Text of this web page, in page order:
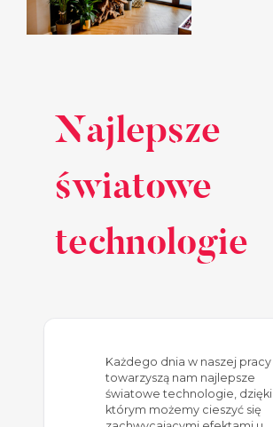
Najlepsze
światowe
technologie
Każdego dnia w naszej pracy
towarzyszą nam najlepsze
światowe technologie, dzięki
którym możemy cieszyć się